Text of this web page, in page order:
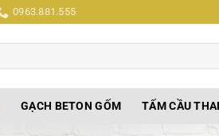
0963.881.555
GẠCH BETON GỐM TẤM CẦU